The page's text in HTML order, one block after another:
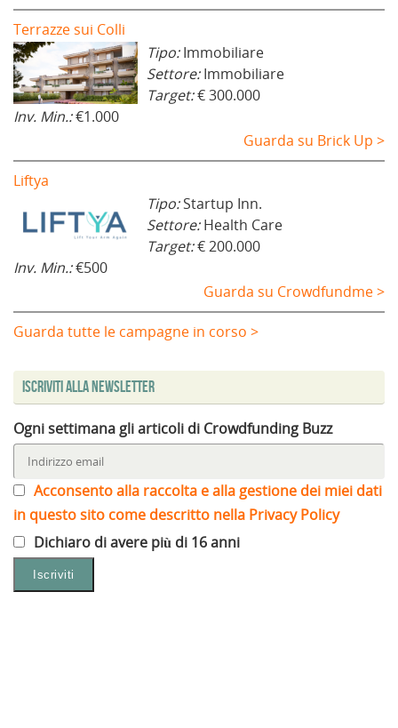
Terrazze sui Colli
Tipo:Immobiliare
Settore:Immobiliare
Target:€ 300.000
Inv. Min.:€1.000
Guarda su Brick Up >
Liftya
Tipo:Startup Inn.
Settore:Health Care
Target:€ 200.000
Inv. Min.:€500
Guarda su Crowdfundme >
Guarda tutte le campagne in corso >
Iscriviti alla Newsletter
Ogni settimana gli articoli di Crowdfunding Buzz
Acconsento alla raccolta e alla gestione dei miei dati
in questo sito come descritto nella Privacy Policy
Dichiaro di avere più di 16 anni